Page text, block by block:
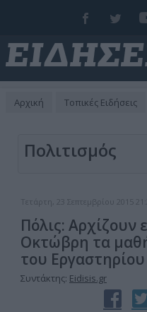
Αρχική Τοπικές Ειδήσεις
Πολιτισμός
Τετάρτη, 23 Σεπτεμβρίου 2015
Πόλις: Αρχίζουν
Οκτώβρη τα
του Εργαστηρίου
Συντάκτης: Eidisis.gr